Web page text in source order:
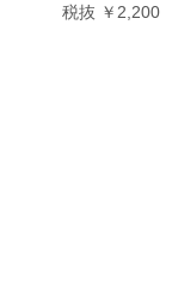
税抜 ￥2,200